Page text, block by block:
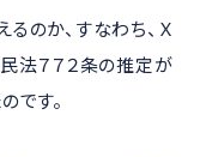
のか、すなわち、Ｘ
法７７２条の推定が
です。